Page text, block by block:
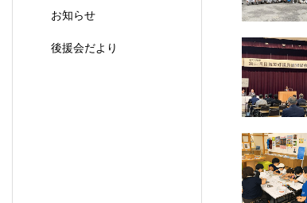
お知らせ
後援会だより